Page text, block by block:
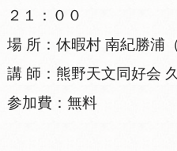
２１：００
場 所：休暇村 南紀勝浦
講 師：熊野天文同好会
参加費：無料